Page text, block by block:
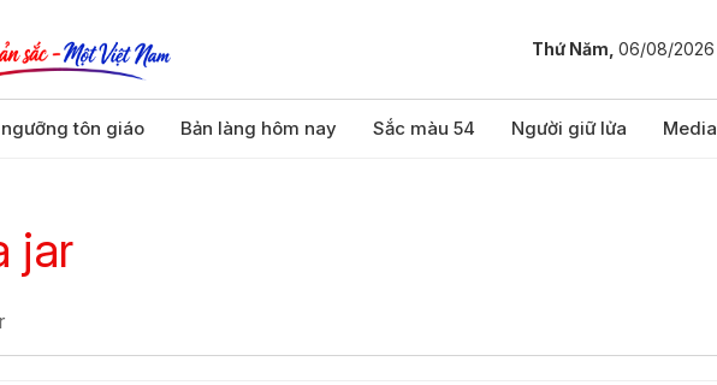
Thứ Năm, 06/08/2026
tôn giáo Bản làng hôm nay Sắc màu 54 Người giữ lửa Media
jar